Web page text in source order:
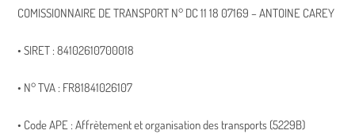
COMISSIONNAIRE DE TRANSPORT N° DC 11 18 07169 – ANTOINE CAREY
• SIRET : 84102610700018
• N° TVA : FR81841026107
• Code APE : Affrètement et organisation des transports (5229B)